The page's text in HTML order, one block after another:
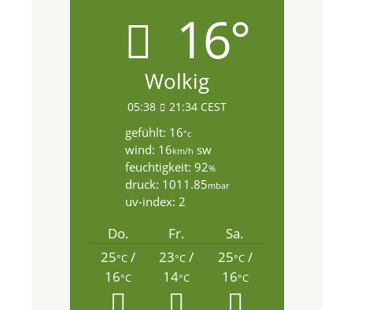
16°
Wolkig
05:38 21:34 CEST
gefühlt: 16°c
wind: 16km/h sw
feuchtigkeit: 92%
druck: 1011.85mbar
uv-index: 2
Do. Fr.
Sa.
25°C /
16°C
23°C /
14°C
25°C/
16°C